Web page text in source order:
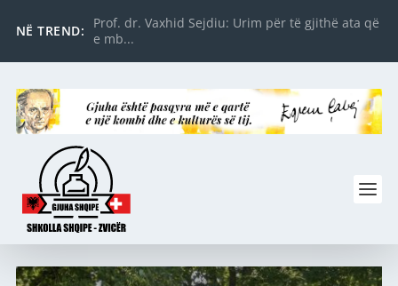
NË TREND:
Prof. dr. Vaxhid Sejdiu: Urim për të gjithë ata që
e mb...